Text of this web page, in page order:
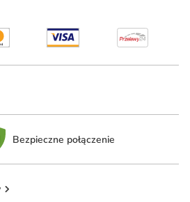
Bezpieczne połączenie